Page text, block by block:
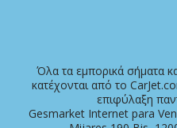
Όλα τα εμπορικά σήματα
κατέχονται από το
επιφύλαξη
Gesmarket Internet para